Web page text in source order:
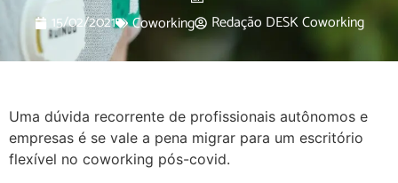
15/02/2021 Coworking Redação DESK Coworking
Uma dúvida recorrente de profissionais autônomos e
empresas é se vale a pena migrar para um escritório
flexível no coworking pós-covid.